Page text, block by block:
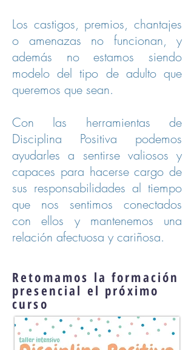
Los castigos, premios, chantajes
o amenazas no funcionan, y
además no estamos siendo
modelo del tipo de adulto que
queremos que sean.
Con las herramientas de
Disciplina Positiva podemos
ayudarles a sentirse valiosos y
capaces para hacerse cargo de
sus responsabilidades al tiempo
que nos sentimos conectados
con ellos y mantenemos una
relación afectuosa y cariñosa.
Retomamos la formación
presencial el próximo
curso